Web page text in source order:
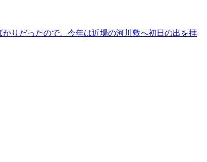
りだったので、今年は近場の河川敷へ初日の出を拝